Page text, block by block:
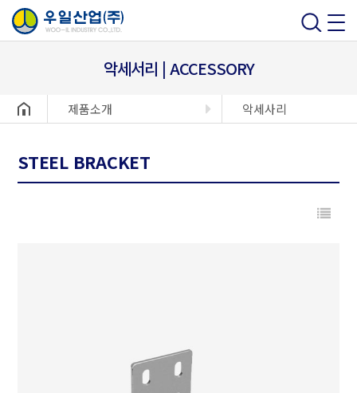
악세서리 | ACCESSORY
헤더설정 제품소개 악세사리
STEEL BRACKET